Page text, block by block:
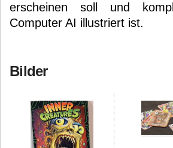
erscheinen soll und
Computer AI illustriert ist.
Bilder